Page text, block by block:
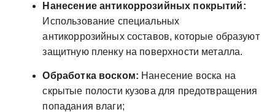
Нанесение антикоррозийных покрытий:
Использование специальных
антикоррозийных составов, которые образуют
защитную пленку на поверхности металла.
Обработка воском: Нанесение воска на
скрытые полости кузова для предотвращения
попадания влаги;